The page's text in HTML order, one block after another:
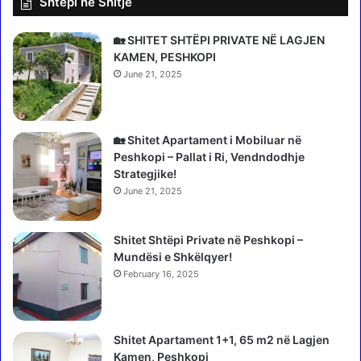
p
a
s
t
h
i
r
r
e
s
s
ë
M
e
t
ë
s
n
ë
i
t
ë
n
e
e
n
t
e
,
n
ë
n
o
2
🏡 SHITET SHTËPI PRIVATE NË LAGJEN
KAMEN, PESHKOPI
June 21, 2025
🏡 Shitet Apartament i Mobiluar në
Peshkopi – Pallat i Ri, Vendndodhje
Strategjike!
June 21, 2025
Shitet Shtëpi Private në Peshkopi –
Mundësi e Shkëlqyer!
February 16, 2025
Shitet Apartament 1+1, 65 m2 në Lagjen
Kamen, Peshkopi